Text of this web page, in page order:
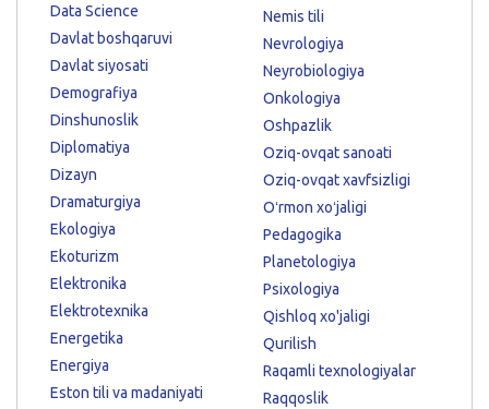
Data Science
Davlat boshqaruvi
Davlat siyosati
Demografiya
Dinshunoslik
Diplomatiya
Dizayn
Dramaturgiya
Ekologiya
Ekoturizm
Elektronika
Elektrotexnika
Energetika
Energiya
Eston tili va madaniyati
Nemis tili
Nevrologiya
Neyrobiologiya
Onkologiya
Oshpazlik
Oziq-ovqat sanoati
Oziq-ovqat xavfsizligi
Oʻrmon xoʻjaligi
Pedagogika
Planetologiya
Psixologiya
Qishloq xo'jaligi
Qurilish
Raqamli texnologiyalar
Raqqoslik